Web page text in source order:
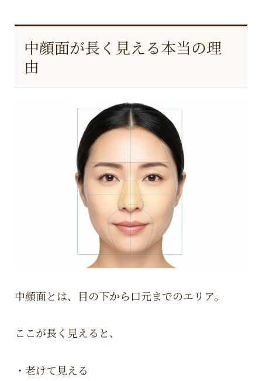
中顔面が長く見える本当の理
由
中顔面とは、目の下から口元までのエリア。
ここが長く見えると、
・老けて見える